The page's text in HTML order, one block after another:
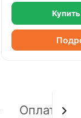
Оплата